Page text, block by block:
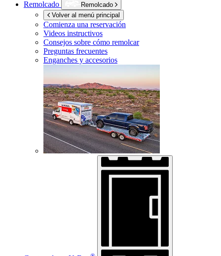
Remolcado
Remolcado
Volver al menú principal
Comienza una reservación
Videos instructivos
Consejos sobre cómo remolcar
Preguntas frecuentes
Enganches y accesorios